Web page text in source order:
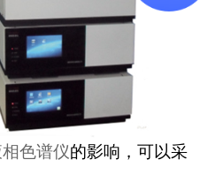
色谱仪的影响，可以采